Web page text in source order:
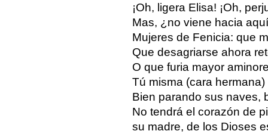
¡Oh, ligera Elisa! ¡Oh,
Mas, ¿no viene hacia
Mujeres de Fenicia: que
Que desagriarse ahora
O que furia mayor
Tú misma (cara
Bien parando sus naves,
No tendrá el corazón de
su madre, de los Dioses